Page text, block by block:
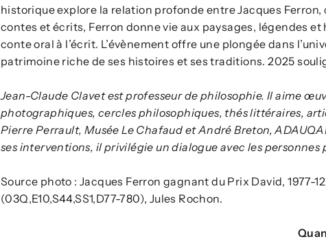
historique explore la relation profonde entre Jacques
contes et écrits, Ferron donne vie aux paysages, légendes
conte oral à l’écrit. L’évènement offre une plongée dans
patrimoine riche de ses histoires et ses traditions. 2025
Jean-Claude Clavet est professeur de philosophie. Il aime
photographiques, cercles philosophiques, thés littéraires,
Pierre Perrault, Musée Le Chafaud et André Breton,
ses interventions, il privilégie un dialogue avec les personnes
Source photo : Jacques Ferron gagnant du Prix David, 1977-
(03Q,E10,S44,SS1,D77-780), Jules Rochon.